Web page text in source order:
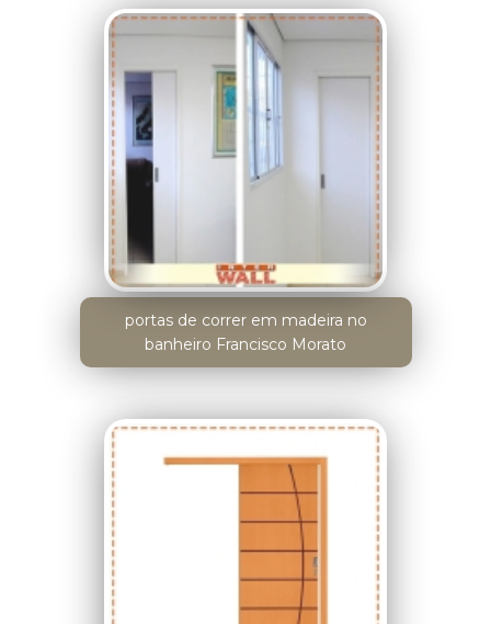
portas de correr em madeira no
banheiro Francisco Morato